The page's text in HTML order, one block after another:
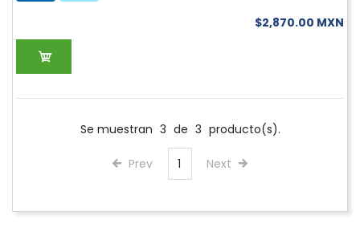
$2,870.00 MXN
Se muestran 3 de 3 producto(s).
Prev 1 Next